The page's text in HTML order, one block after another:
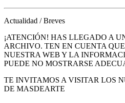
Actualidad / Breves
¡ATENCIÓN! HAS LLEGADO A
ARCHIVO. TEN EN CUENTA
NUESTRA WEB Y LA
PUEDE NO MOSTRARSE
TE INVITAMOS A VISITAR LOS
DE MASDEARTE